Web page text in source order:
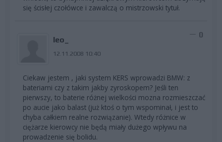
się ścisłej czołówce i zawalczą o mistrzowski tytuł.
leo_
12.11.2008 10:40
0
Ciekaw jestem , jaki system KERS wprowadzi BMW: z
bateriami czy z takim jakby zyroskopem? Jeśli ten
pierwszy, to baterie różnej wielkości mozna rozmieszczać
po aucie jako balast (już ktoś o tym wspominał, i jest to
chyba całkiem realne rozwiązanie). Wtedy różnice w
ciężarze kierowcy nie będą miały dużego wpływu na
prowadzenie się bolidu.